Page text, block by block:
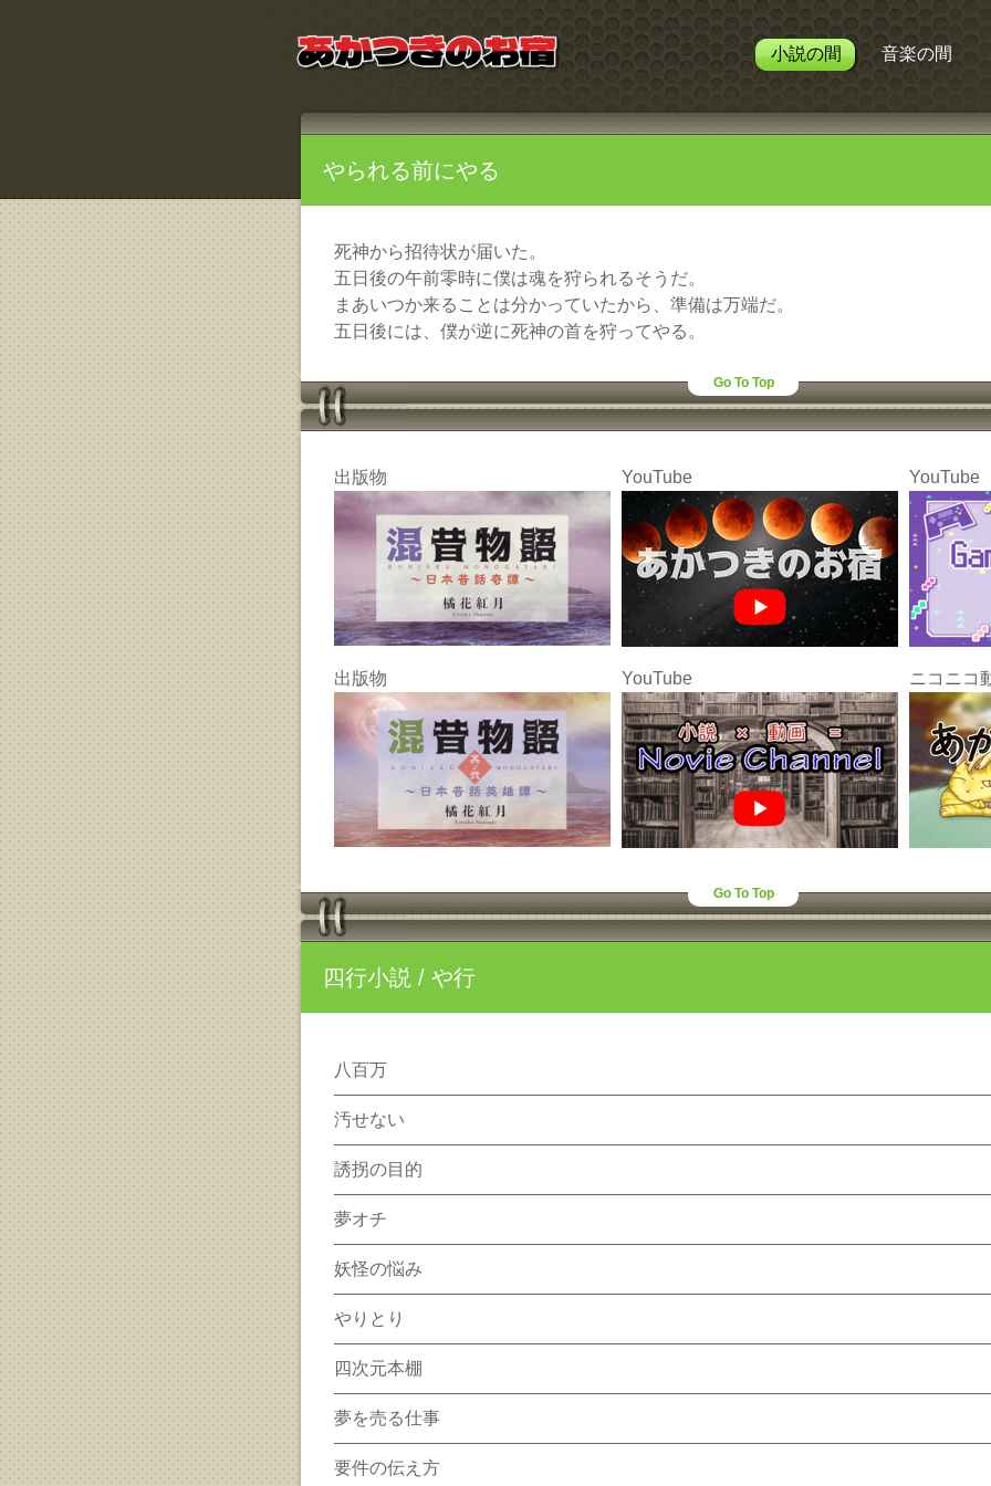
小説の間 音楽の間
やられる前にやる
死神から招待状が届いた。
五日後の午前零時に僕は魂を狩られるそうだ。
まあいつか来ることは分かっていたから、準備は万端だ。
五日後には、僕が逆に死神の首を狩ってやる。
Go To Top
出版物
出版物
YouTube
YouTube
YouTube
ニコニコ
Go To Top
四行小説 / や行
八百万
汚せない
誘拐の目的
夢オチ
妖怪の悩み
やりとり
四次元本棚
夢を売る仕事
要件の伝え方